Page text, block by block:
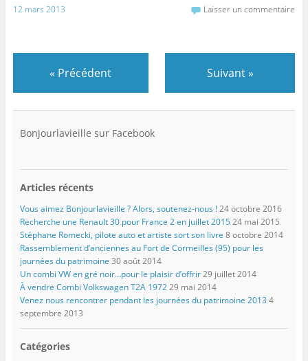
12 mars 2013 Laisser un commentaire
« Précédent Suivant»
Bonjourlavieille sur Facebook
Articles récents
Vous aimez Bonjourlavieille ? Alors, soutenez-nous ! 24 octobre 2016
Recherche une Renault 30 pour France 2 en juillet 2015 24 mai 2015
Stéphane Romecki, pilote auto et artiste sort son livre 8 octobre 2014
Rassemblement d’anciennes au Fort de Cormeilles (95) pour les
journées du patrimoine 30 août 2014
Un combi VW en gré noir…pour le plaisir d’offrir 29 juillet 2014
À vendre Combi Volkswagen T2A 1972 29 mai 2014
Venez nous rencontrer pendant les journées du patrimoine 2013 4
septembre 2013
Catégories